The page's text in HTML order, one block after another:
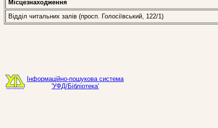
Місцезнаходження
Відділ читальних залів (просп. Голосіївський, 122/1)
Інформаційно-пошукова система
'УФД/Бібліотека'